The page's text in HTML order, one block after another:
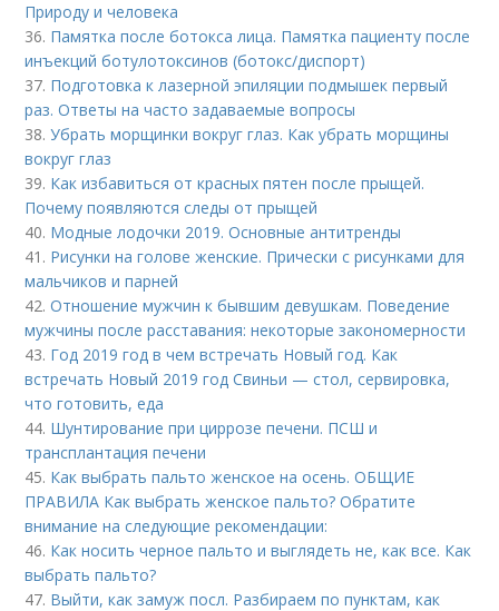
Природу и человека
36. Памятка после ботокса лица. Памятка пациенту после
инъекций ботулотоксинов (ботокс/диспорт)
37. Подготовка к лазерной эпиляции подмышек первый
раз. Ответы на часто задаваемые вопросы
38.Убрать морщинки вокруг глаз. Как убрать морщины
вокруг глаз
39. Как избавиться от красных пятен после прыщей.
Почему появляются следы от прыщей
40. Модные лодочки 2019. Основные антитренды
41. Рисунки на голове женские. Прически с рисунками для
мальчиков и парней
42.Отношение мужчин к бывшим девушкам. Поведение
мужчины после расставания: некоторые закономерности
43. Год 2019 год в чем встречать Новый год. Как
встречать Новый 2019 год Свиньи — стол, сервировка,
что готовить, еда
44. Шунтирование при циррозе печени. ПСШ и
трансплантация печени
45. Как выбрать пальто женское на осень. ОБЩИЕ
ПРАВИЛА Как выбрать женское пальто? Обратите
внимание на следующие рекомендации:
46. Как носить черное пальто и выглядеть не, как все. Как
выбрать пальто?
47. Выйти, как замуж посл. Разбираем по пунктам, как